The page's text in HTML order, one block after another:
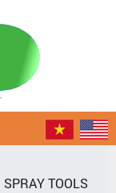
SPRAY TOOLS